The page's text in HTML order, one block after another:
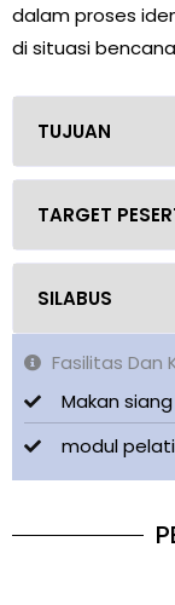
dalam proses
di situasi
TUJUAN
TARGET
SILABUS
Fasilitas Dan
Makan
modul